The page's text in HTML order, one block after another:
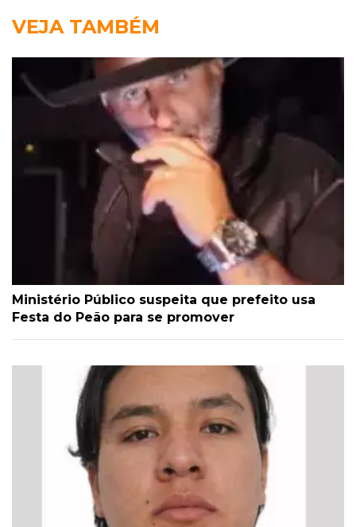
VEJA TAMBÉM
Ministério Público suspeita que prefeito usa
Festa do Peão para se promover